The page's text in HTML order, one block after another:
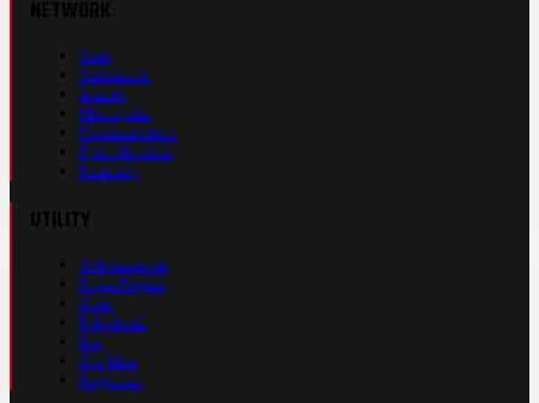
Auto
Autosprint
Inmoto
Motosprint
Guerinsportivo
Sport Network
Fantacup
Abbonamenti
Prima Pagina
Store
Pubblicità
Rss
Site Map
Registrati